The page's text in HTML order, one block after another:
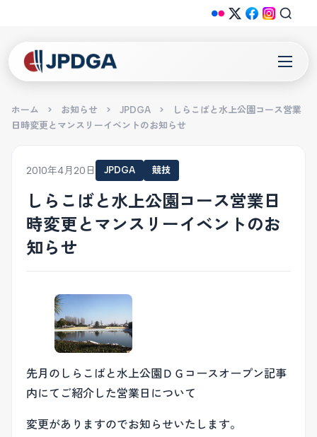
ホーム > お知らせ > JPDGA >
しらこばと水上公園コース営業
日時変更とマンスリーイベントのお知らせ
2010年4月20日 JPDGA 競技
しらこばと水上公園コース営業日
時変更とマンスリーイベントのお
知らせ
先月のしらこばと水上公園ＤＧコースオープン記事
内にてご紹介した営業日について
変更がありますのでお知らせいたします。